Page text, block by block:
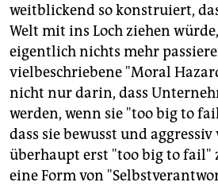
weitblickend so konstruiert,
Welt mit ins Loch ziehen
eigentlich nichts mehr
vielbeschriebene "Moral
nicht nur darin, dass
werden, wenn sie "too big to
dass sie bewusst und aggressiv
überhaupt erst "too big to fail"
eine Form von